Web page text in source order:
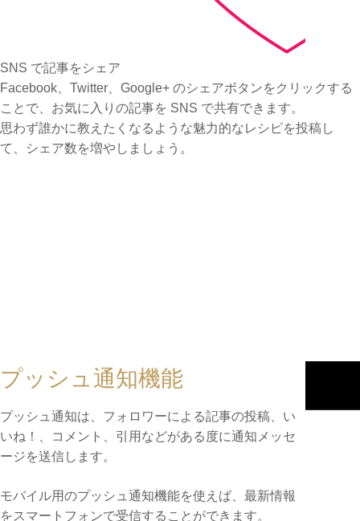
SNS で記事をシェア
Facebook、Twitter、Google+ のシェアボタンをクリックする
ことで、お気に入りの記事を SNS で共有できます。
思わず誰かに教えたくなるような魅力的なレシピを投稿し
て、シェア数を増やしましょう。
プッシュ通知機能
プッシュ通知は、フォロワーによる記事の投稿、い
いね！、コメント、引用などがある度に通知メッセ
ージを送信します。
モバイル用のプッシュ通知機能を使えば、最新情報
をスマートフォンで受信することができます。